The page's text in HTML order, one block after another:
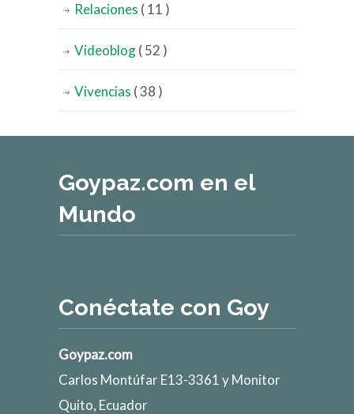
Relaciones ( 11 )
Videoblog( 52 )
Vivencias ( 38 )
Goypaz.com en el
Mundo
Conéctate con Goy
Goypaz.com
Carlos Montúfar E13-3361 y Monitor
Quito, Ecuador